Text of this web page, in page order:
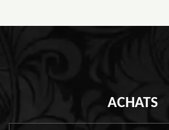
ACHATS